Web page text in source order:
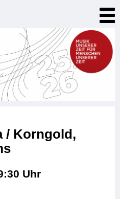
/ Korngold,
Uhr